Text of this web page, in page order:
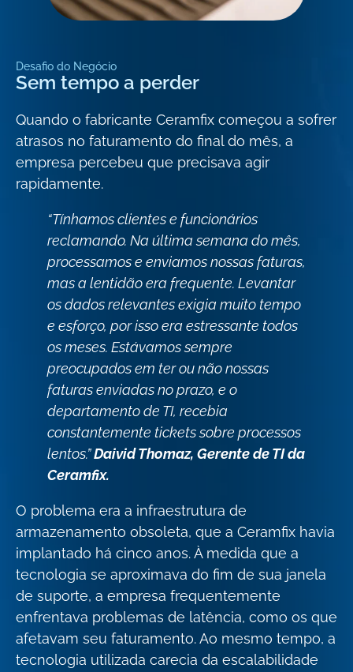
Desafio do Negócio
Sem tempo a perder
Quando o fabricante Ceramfix começou a sofrer
atrasos no faturamento do final do mês, a
empresa percebeu que precisava agir
rapidamente.
“Tínhamos clientes e funcionários
reclamando. Na última semana do mês,
processamos e enviamos nossas faturas,
mas a lentidão era frequente. Levantar
os dados relevantes exigia muito tempo
e esforço, por isso era estressante todos
os meses. Estávamos sempre
preocupados em ter ou não nossas
faturas enviadas no prazo, e o
departamento de TI, recebia
constantemente tickets sobre processos
lentos.”Daivid Thomaz, Gerente de TI da
Ceramfix.
O problema era a infraestrutura de
armazenamento obsoleta, que a Ceramfix havia
implantado há cinco anos. À medida que a
tecnologia se aproximava do fim de sua janela
de suporte, a empresa frequentemente
enfrentava problemas de latência, como os que
afetavam seu faturamento. Ao mesmo tempo, a
tecnologia utilizada carecia da escalabilidade